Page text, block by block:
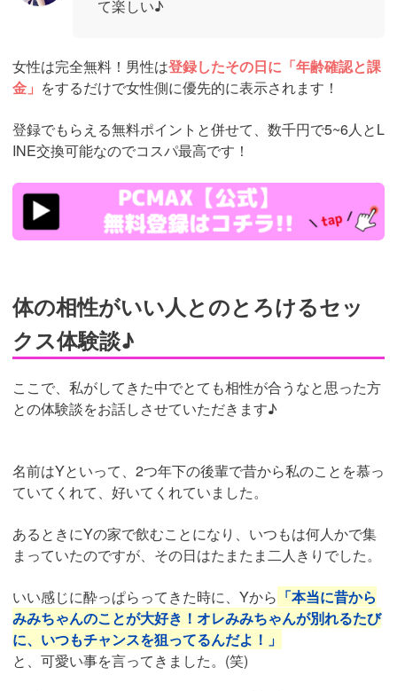
て楽しい♪
女性は完全無料！男性は登録したその日に「年齢確認と課
金」 をするだけで女性側に優先的に表示されます！
登録でもらえる無料ポイントと併せて、数千円で5~6人とL
INE交換可能なのでコスパ最高です！
https://pcmax.jp/lp/?
ad_id=rm307152
体の相性がいい人とのとろけるセッ
クス体験談♪
ここで、私がしてきた中でとても相性が合うなと思った方
との体験談をお話しさせていただきます♪
名前はYといって、2つ年下の後輩で昔から私のことを慕っ
ていてくれて、好いてくれていました。
あるときにYの家で飲むことになり、いつもは何人かで集
まっていたのですが、その日はたまたま二人きりでした。
いい感じに酔っぱらってきた時に、Yから 「本当に昔から
みみちゃんのことが大好き！オレみみちゃんが別れるたび
に、いつもチャンスを狙ってるんだよ！」
と、可愛い事を言ってきました。(笑)